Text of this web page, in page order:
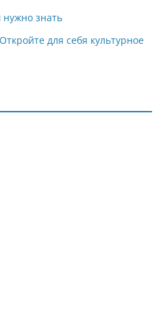
знать
для себя культурное